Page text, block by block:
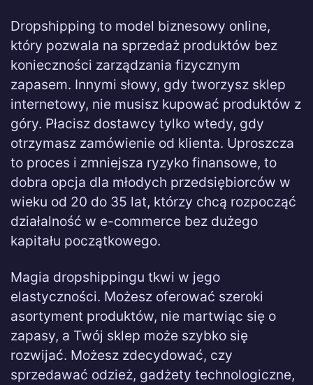
Dropshipping to model biznesowy online,
który pozwala na sprzedaż produktów bez
konieczności zarządzania fizycznym
zapasem. Innymi słowy, gdy tworzysz sklep
internetowy, nie musisz kupować produktów z
góry. Płacisz dostawcy tylko wtedy, gdy
otrzymasz zamówienie od klienta. Uproszcza
to proces i zmniejsza ryzyko finansowe, to
dobra opcja dla młodych przedsiębiorców w
wieku od 20 do 35 lat, którzy chcą rozpocząć
działalność w e-commerce bez dużego
kapitału początkowego.
Magia dropshippingu tkwi w jego
elastyczności. Możesz oferować szeroki
asortyment produktów, nie martwiąc się o
zapasy, a Twój sklep może szybko się
rozwijać. Możesz zdecydować, czy
sprzedawać odzież, gadżety technologiczne,